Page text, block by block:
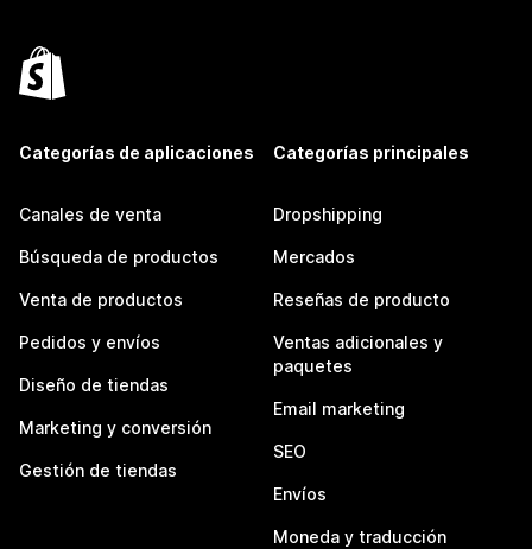
Categorías de aplicaciones
Canales de venta
Búsqueda de productos
Venta de productos
Pedidos y envíos
Diseño de tiendas
Marketing y conversión
Gestión de tiendas
Categorías principales
Dropshipping
Mercados
Reseñas de producto
Ventas adicionales y
paquetes
Email marketing
SEO
Envíos
Moneda y traducción